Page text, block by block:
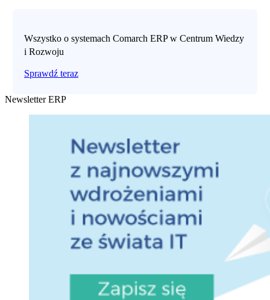
Wszystko o systemach Comarch ERP w Centrum Wiedzy
i Rozwoju
Sprawdź teraz
Newsletter ERP